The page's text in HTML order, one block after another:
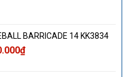
BARRICADE 14 KK3834
₫Giá